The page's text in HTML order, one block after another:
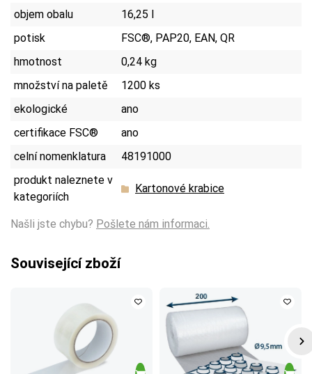
objem obalu
16,25 l
potisk
FSC®, PAP20, EAN, QR
hmotnost
0,24 kg
množství na paletě
1200 ks
ekologické
ano
certifikace FSC®
ano
celní nomenklatura
48191000
produkt naleznete v
kategoriích
Kartonové krabice
Našli jste chybu? Pošlete nám informaci.
Související zboží